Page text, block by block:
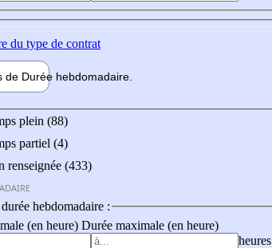
du type de contrat
de Durée hebdomadaire
plein (88)
partiel (4)
renseignée (433)
hebdomadaire :
(en heure) Durée maximale (en heure)
heures